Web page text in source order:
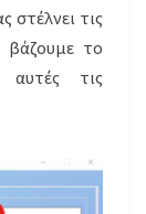
στέλνει τις
βάζουμε το
τις